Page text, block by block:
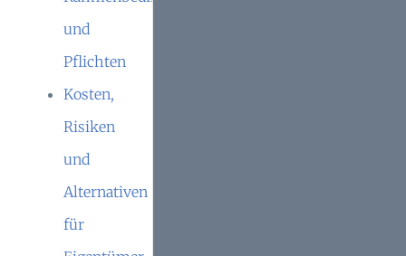
und
Pflichten
Kosten,
Risiken
und
Alternativen
für